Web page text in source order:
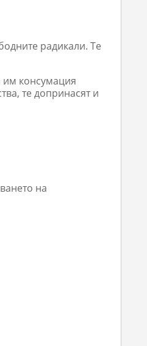
радикали. Те
им консумация
те допринасят и
на